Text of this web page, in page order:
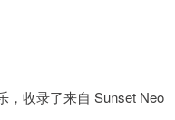
，收录了来自 Sunset Neo